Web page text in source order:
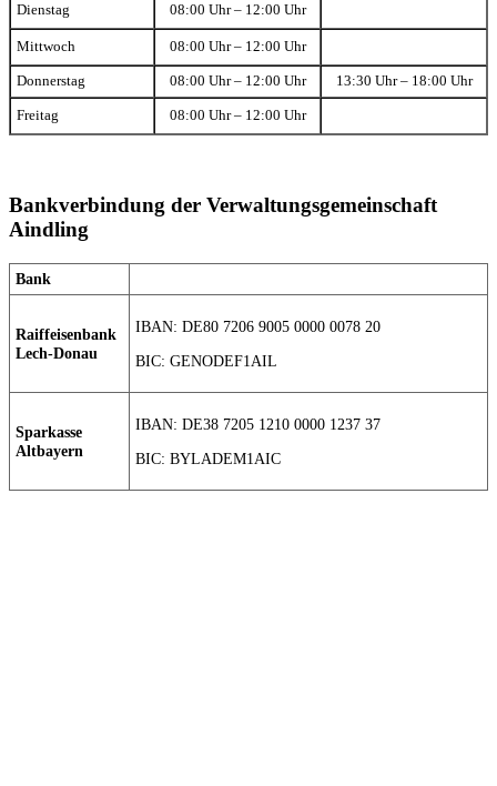
Dienstag 08:00 Uhr – 12:00 Uhr
Mittwoch 08:00 Uhr – 12:00 Uhr
Donnerstag 08:00 Uhr – 12:00 Uhr 13:30 Uhr – 18:00 Uhr
Freitag 08:00 Uhr – 12:00 Uhr
Bankverbindung der Verwaltungsgemeinschaft
Aindling
Bank
Raiffeisenbank
Lech-Donau
IBAN: DE80 7206 9005 0000 0078 20
BIC: GENODEF1AIL
Sparkasse
Altbayern
IBAN: DE38 7205 1210 0000 1237 37
BIC: BYLADEM1AIC